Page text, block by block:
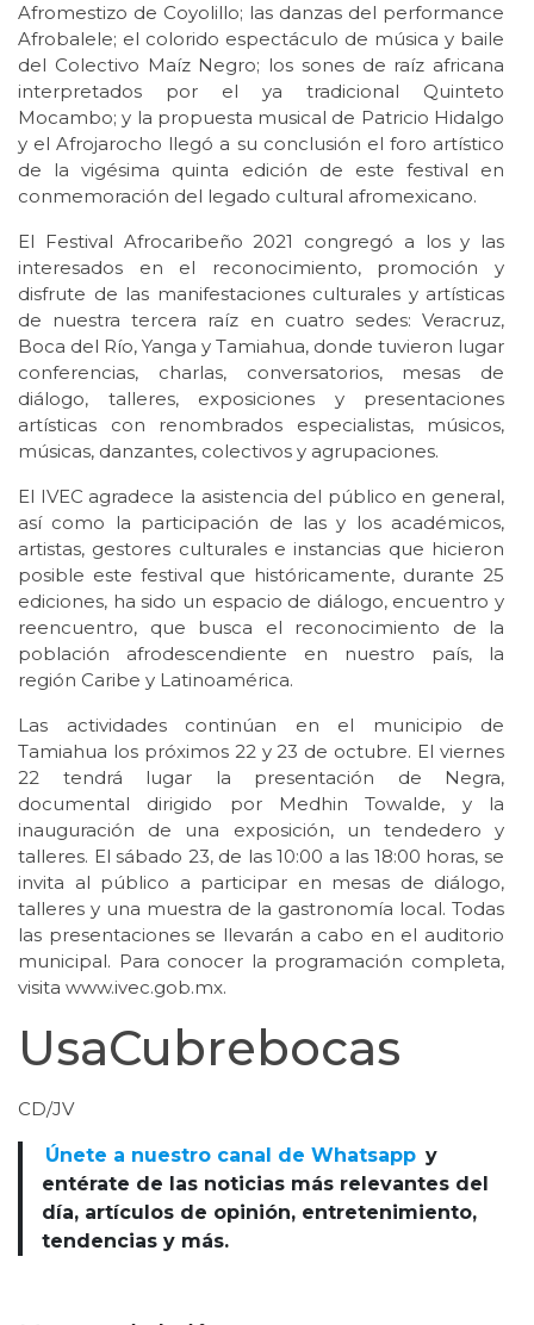
Afromestizo de Coyolillo; las danzas del performance
Afrobalele; el colorido espectáculo de música y baile
del Colectivo Maíz Negro; los sones de raíz africana
interpretados por el ya tradicional Quinteto
Mocambo; y la propuesta musical de Patricio Hidalgo
y el Afrojarocho llegó a su conclusión el foro artístico
de la vigésima quinta edición de este festival en
conmemoración del legado cultural afromexicano.
El Festival Afrocaribeño 2021 congregó a los y las
interesados en el reconocimiento, promoción y
disfrute de las manifestaciones culturales y artísticas
de nuestra tercera raíz en cuatro sedes: Veracruz,
Boca del Río, Yanga y Tamiahua, donde tuvieron lugar
conferencias, charlas, conversatorios, mesas de
diálogo, talleres, exposiciones y presentaciones
artísticas con renombrados especialistas, músicos,
músicas, danzantes, colectivos y agrupaciones.
El IVEC agradece la asistencia del público en general,
así como la participación de las y los académicos,
artistas, gestores culturales e instancias que hicieron
posible este festival que históricamente, durante 25
ediciones, ha sido un espacio de diálogo, encuentro y
reencuentro, que busca el reconocimiento de la
población afrodescendiente en nuestro país, la
región Caribe y Latinoamérica.
Las actividades continúan en el municipio de
Tamiahua los próximos 22 y 23 de octubre. El viernes
22 tendrá lugar la presentación de Negra,
documental dirigido por Medhin Towalde, y la
inauguración de una exposición, un tendedero y
talleres. El sábado 23, de las 10:00 a las 18:00 horas, se
invita al público a participar en mesas de diálogo,
talleres y una muestra de la gastronomía local. Todas
las presentaciones se llevarán a cabo en el auditorio
municipal. Para conocer la programación completa,
visita www.ivec.gob.mx.
UsaCubrebocas
CD/JV
Únete a nuestro canal de Whatsapp y
entérate de las noticias más relevantes del
día, artículos de opinión, entretenimiento,
tendencias y más.